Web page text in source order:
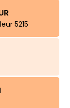
5215